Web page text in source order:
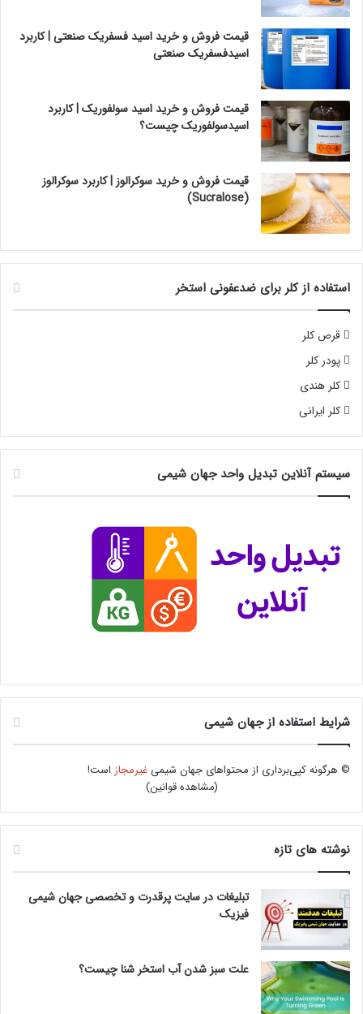
قیمت فروش و خرید اسید فسفریک صنعتی | کاربرد
اسیدفسفریک صنعتی
قیمت فروش و خرید اسید سولفوریک | کاربرد
اسیدسولفوریک چیست؟
قیمت فروش و خرید سوکرالوز | کاربرد سوکرالوز
(Sucralose)
استفاده از کلر برای ضدعفونی استخر
قرص کلر
پودر کلر
کلر هندی
کلر ایرانی
سیستم آنلاین تبدیل واحد جهان شیمی
شرایط استفاده از جهان شیمی
© هرگونه کپی‌برداری از محتواهای جهان شیمیغیرمجاز است!
(مشاهده قوانین)
نوشته های تازه
تبلیغات در سایت پرقدرت و تخصصی جهان شیمی
فیزیک
علت سبز شدن آب استخر شنا چیست؟